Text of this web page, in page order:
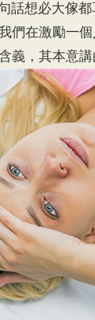
話想必大傢
們在激勵一
義，其本意講